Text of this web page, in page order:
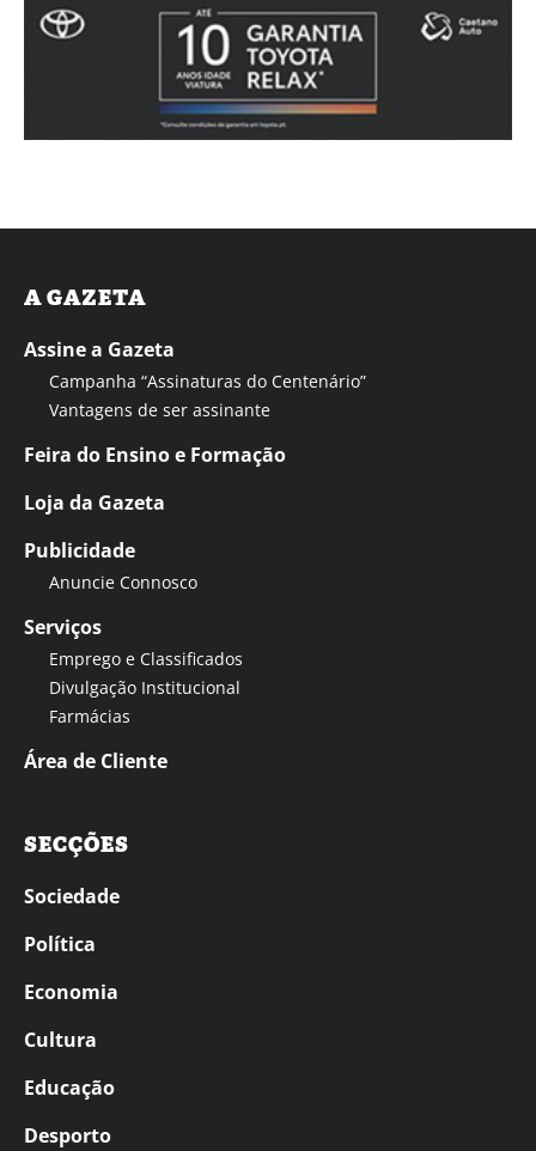
A GAZETA
Assine a Gazeta
Campanha “Assinaturas do Centenário”
Vantagens de ser assinante
Feira do Ensino e Formação
Loja da Gazeta
Publicidade
Anuncie Connosco
Serviços
Emprego e Classificados
Divulgação Institucional
Farmácias
Área de Cliente
SECÇÕES
Sociedade
Política
Economia
Cultura
Educação
Desporto